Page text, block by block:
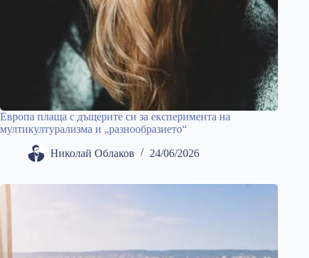
Европа плаща с дъщерите си за експеримента на
мултикултурализма и „разнообразието“
Николай Облаков 24/06/2026